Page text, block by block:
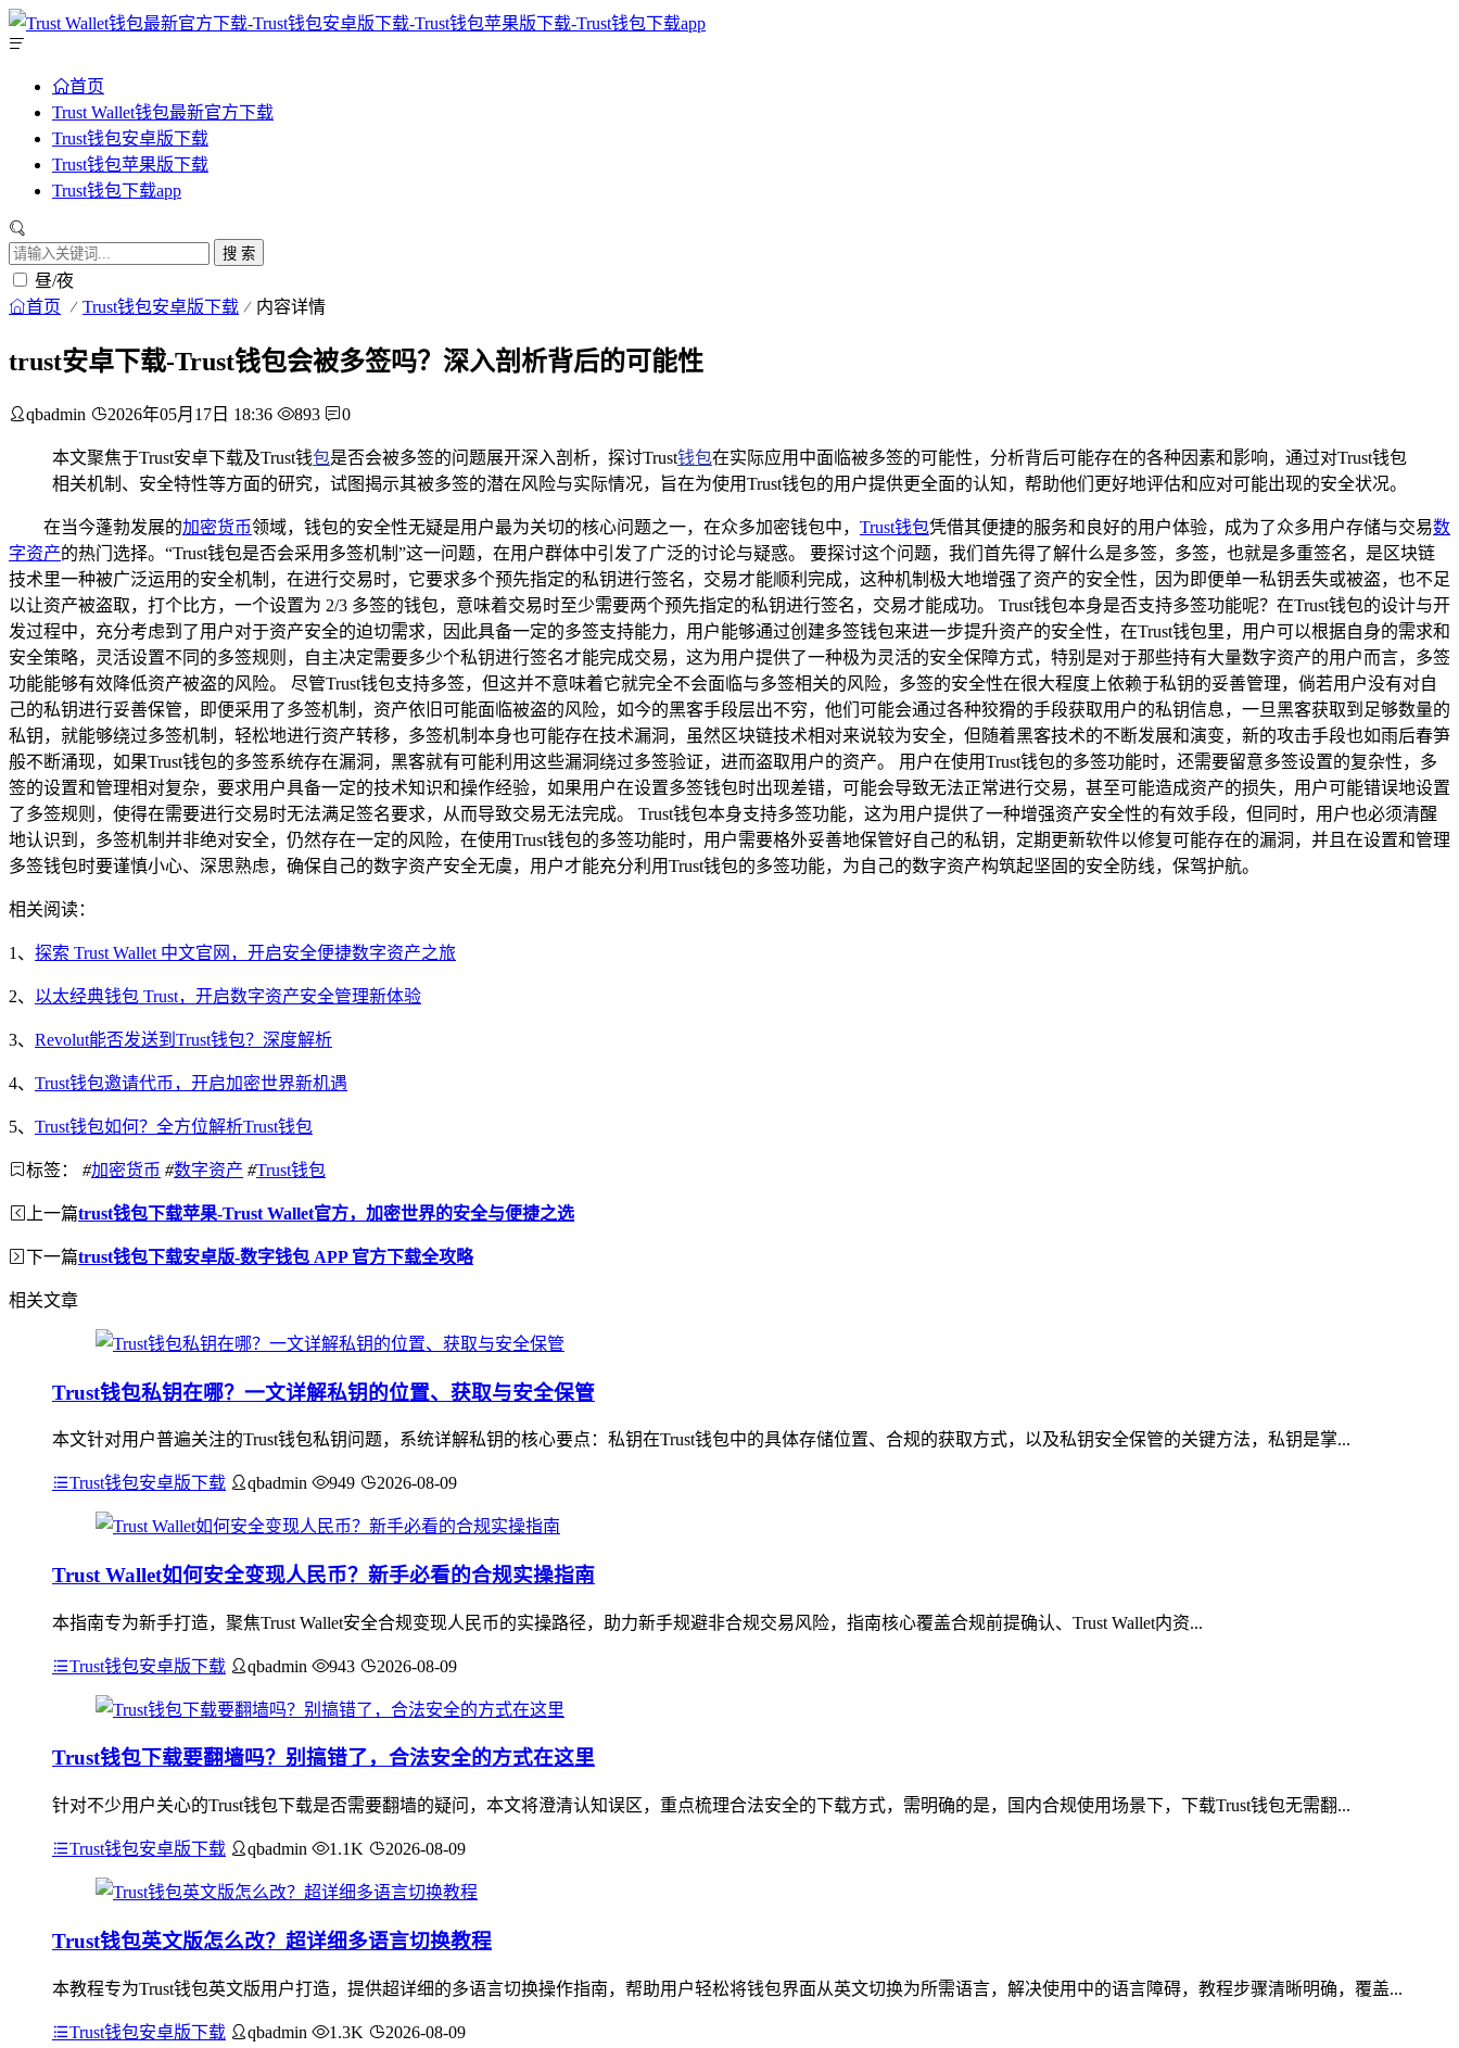
首页
Trust Wallet钱包最新官方下载
Trust钱包安卓版下载
Trust钱包苹果版下载
Trust钱包下载app
搜 索
昼/夜
首页 Trust钱包安卓版下载 内容详情
trust安卓下载-Trust钱包会被多签吗？深入剖析背后的可能性
qbadmin 2026年05月17日 18:36 893 0
本文聚焦于Trust安卓下载及Trust钱包是否会被多签的问题展开深入剖析，探讨Trust钱包在实际应用中面临被多签的可能性，分析背后可能存在的各种因素和影响，通过对Trust钱包
相关机制、安全特性等方面的研究，试图揭示其被多签的潜在风险与实际情况，旨在为使用Trust钱包的用户提供更全面的认知，帮助他们更好地评估和应对可能出现的安全状况。
在当今蓬勃发展的加密货币领域，钱包的安全性无疑是用户最为关切的核心问题之一，在众多加密钱包中， Trust钱包凭借其便捷的服务和良好的用户体验，成为了众多用户存储与交易数
字资产的热门选择。“Trust钱包是否会采用多签机制”这一问题，在用户群体中引发了广泛的讨论与疑惑。 要探讨这个问题，我们首先得了解什么是多签，多签，也就是多重签名，是区块链
技术里一种被广泛运用的安全机制，在进行交易时，它要求多个预先指定的私钥进行签名，交易才能顺利完成，这种机制极大地增强了资产的安全性，因为即便单一私钥丢失或被盗，也不足
以让资产被盗取，打个比方，一个设置为 2/3 多签的钱包，意味着交易时至少需要两个预先指定的私钥进行签名，交易才能成功。 Trust钱包本身是否支持多签功能呢？在Trust钱包的设计与开
发过程中，充分考虑到了用户对于资产安全的迫切需求，因此具备一定的多签支持能力，用户能够通过创建多签钱包来进一步提升资产的安全性，在Trust钱包里，用户可以根据自身的需求和
安全策略，灵活设置不同的多签规则，自主决定需要多少个私钥进行签名才能完成交易，这为用户提供了一种极为灵活的安全保障方式，特别是对于那些持有大量数字资产的用户而言，多签
功能能够有效降低资产被盗的风险。 尽管Trust钱包支持多签，但这并不意味着它就完全不会面临与多签相关的风险，多签的安全性在很大程度上依赖于私钥的妥善管理，倘若用户没有对自
己的私钥进行妥善保管，即便采用了多签机制，资产依旧可能面临被盗的风险，如今的黑客手段层出不穷，他们可能会通过各种狡猾的手段获取用户的私钥信息，一旦黑客获取到足够数量的
私钥，就能够绕过多签机制，轻松地进行资产转移，多签机制本身也可能存在技术漏洞，虽然区块链技术相对来说较为安全，但随着黑客技术的不断发展和演变，新的攻击手段也如雨后春笋
般不断涌现，如果Trust钱包的多签系统存在漏洞，黑客就有可能利用这些漏洞绕过多签验证，进而盗取用户的资产。 用户在使用Trust钱包的多签功能时，还需要留意多签设置的复杂性，多
签的设置和管理相对复杂，要求用户具备一定的技术知识和操作经验，如果用户在设置多签钱包时出现差错，可能会导致无法正常进行交易，甚至可能造成资产的损失，用户可能错误地设置
了多签规则，使得在需要进行交易时无法满足签名要求，从而导致交易无法完成。 Trust钱包本身支持多签功能，这为用户提供了一种增强资产安全性的有效手段，但同时，用户也必须清醒
地认识到，多签机制并非绝对安全，仍然存在一定的风险，在使用Trust钱包的多签功能时，用户需要格外妥善地保管好自己的私钥，定期更新软件以修复可能存在的漏洞，并且在设置和管理
多签钱包时要谨慎小心、深思熟虑，确保自己的数字资产安全无虞，用户才能充分利用Trust钱包的多签功能，为自己的数字资产构筑起坚固的安全防线，保驾护航。
相关阅读：
1、 探索 Trust Wallet 中文官网，开启安全便捷数字资产之旅
2、 以太经典钱包 Trust，开启数字资产安全管理新体验
3、 Revolut能否发送到Trust钱包？深度解析
4、 Trust钱包邀请代币，开启加密世界新机遇
5、 Trust钱包如何？全方位解析Trust钱包
标签： #加密货币 #数字资产 #Trust钱包
上一篇trust钱包下载苹果-Trust Wallet官方，加密世界的安全与便捷之选
下一篇trust钱包下载安卓版-数字钱包 APP 官方下载全攻略
相关文章
Trust钱包私钥在哪？一文详解私钥的位置、获取与安全保管
本文针对用户普遍关注的Trust钱包私钥问题，系统详解私钥的核心要点：私钥在Trust钱包中的具体存储位置、合规的获取方式，以及私钥安全保管的关键方法，私钥是掌...
Trust钱包安卓版下载 qbadmin 949 2026-08-09
Trust Wallet如何安全变现人民币？新手必看的合规实操指南
本指南专为新手打造，聚焦Trust Wallet安全合规变现人民币的实操路径，助力新手规避非合规交易风险，指南核心覆盖合规前提确认、Trust Wallet内资...
Trust钱包安卓版下载 qbadmin 943 2026-08-09
Trust钱包下载要翻墙吗？别搞错了，合法安全的方式在这里
针对不少用户关心的Trust钱包下载是否需要翻墙的疑问，本文将澄清认知误区，重点梳理合法安全的下载方式，需明确的是，国内合规使用场景下，下载Trust钱包无需翻...
Trust钱包安卓版下载 qbadmin 1.1K 2026-08-09
Trust钱包英文版怎么改？超详细多语言切换教程
本教程专为Trust钱包英文版用户打造，提供超详细的多语言切换操作指南，帮助用户轻松将钱包界面从英文切换为所需语言，解决使用中的语言障碍，教程步骤清晰明确，覆盖...
Trust钱包安卓版下载 qbadmin 1.3K 2026-08-09